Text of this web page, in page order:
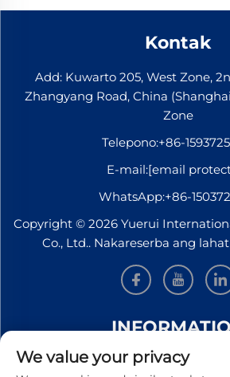
Kontak
Add: Kuwarto 205, West Zone,
Zhangyang Road, China
Zone
Telepono:+86-
E-mail:[email
WhatsApp:+86-
Copyright © 2026 Yuerui
Co., Ltd.. Nakareserba ang
Mag-sign up upang
We value your privacy